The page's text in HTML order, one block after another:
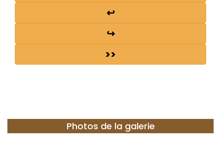
↩
↪
>>
Photos de la galerie